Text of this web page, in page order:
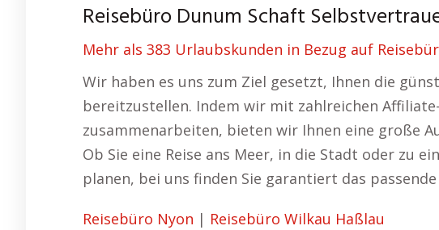
Reisebüro Dunum Schaft
Mehr als 383 Urlaubskunden in Bezug auf
Wir haben es uns zum Ziel gesetzt, Ihnen die
bereitzustellen. Indem wir mit zahlreichen
zusammenarbeiten, bieten wir Ihnen eine große
Ob Sie eine Reise ans Meer, in die Stadt oder zu
planen, bei uns finden Sie garantiert das
Reisebüro Nyon | Reisebüro Wilkau Haßlau